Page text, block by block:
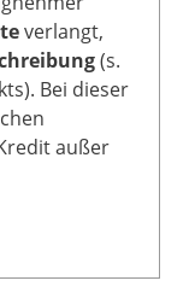
verlangt,
(s.
Bei dieser
außer